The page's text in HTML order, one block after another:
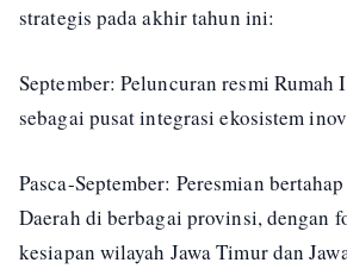
strategis pada akhir tahun ini:
September: Peluncuran resmi Rumah
sebagai pusat integrasi ekosistem
Pasca-September: Peresmian
Daerah di berbagai provinsi, dengan
kesiapan wilayah Jawa Timur dan